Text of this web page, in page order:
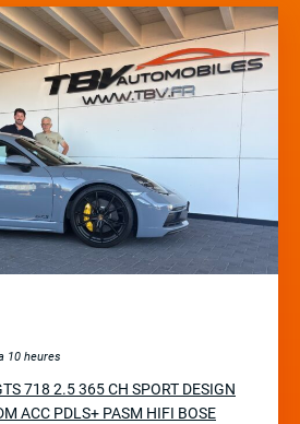
10 heures
718 2.5 365 CH SPORT DESIGN
ACC PDLS+ PASM HIFI BOSE